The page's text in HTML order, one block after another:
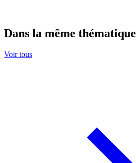
Dans la même thématique
Voir tous